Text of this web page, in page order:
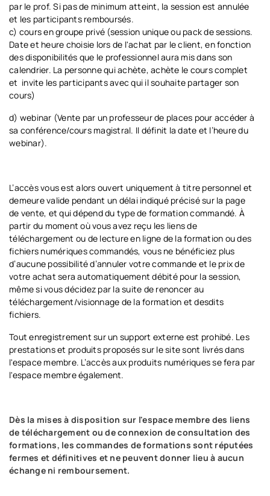
par le prof. Si pas de minimum atteint, la session est annulée
et les participants remboursés.
c) cours en groupe privé (session unique ou pack de sessions.
Date et heure choisie lors de l'achat par le client, en fonction
des disponibilités que le professionnel aura mis dans son
calendrier. La personne qui achète, achète le cours complet
et invite les participants avec qui il souhaite partager son
cours)
d) webinar (Vente par un professeur de places pour accéder à
sa conférence/cours magistral. Il définit la date et l’heure du
webinar).
L’accès vous est alors ouvert uniquement à titre personnel et
demeure valide pendant un délai indiqué précisé sur la page
de vente, et qui dépend du type de formation commandé. À
partir du moment où vous avez reçu les liens de
téléchargement ou de lecture en ligne de la formation ou des
fichiers numériques commandés, vous ne bénéficiez plus
d’aucune possibilité d’annuler votre commande et le prix de
votre achat sera automatiquement débité pour la session,
même si vous décidez par la suite de renoncer au
téléchargement/visionnage de la formation et desdits
fichiers.
Tout enregistrement sur un support externe est prohibé. Les
prestations et produits proposés sur le site sont livrés dans
l'espace membre. L’accès aux produits numériques se fera par
l'espace membre également.
Dès la mises à disposition sur l'espace membre des liens
de téléchargement ou de connexion de consultation des
formations, les commandes de formations sont réputées
fermes et définitives et ne peuvent donner lieu à aucun
échange ni remboursement.